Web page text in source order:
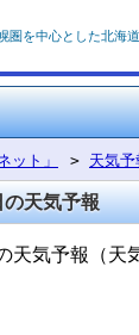
圏を中心とした北海
ット」 > 天気予
天気予報
天気予報（天